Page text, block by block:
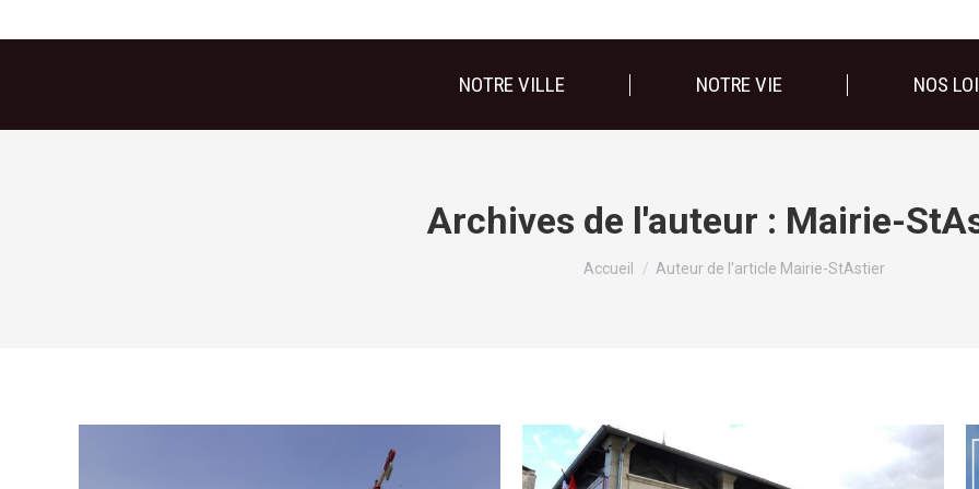
NOTRE VILLE NOTRE VIE NOS
Archives de l'auteur : Mairie-
Vous êtes ici :
Accueil Auteur de l'article Mairie-StAstier